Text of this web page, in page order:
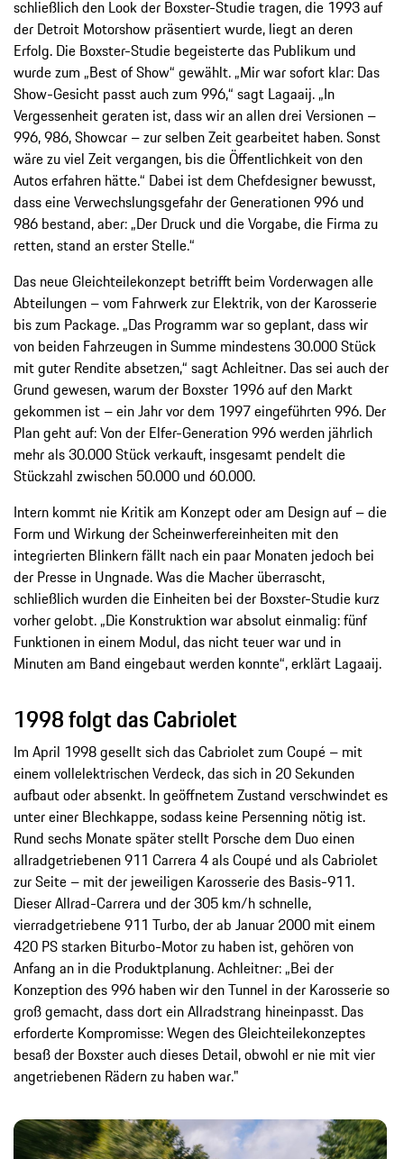
schließlich den Look der Boxster-Studie tragen, die 1993 auf
der Detroit Motorshow präsentiert wurde, liegt an deren
Erfolg. Die Boxster-Studie begeisterte das Publikum und
wurde zum „Best of Show“ gewählt. „Mir war sofort klar: Das
Show-Gesicht passt auch zum 996,“ sagt Lagaaij. „In
Vergessenheit geraten ist, dass wir an allen drei Versionen –
996, 986, Showcar – zur selben Zeit gearbeitet haben. Sonst
wäre zu viel Zeit vergangen, bis die Öffentlichkeit von den
Autos erfahren hätte.“ Dabei ist dem Chefdesigner bewusst,
dass eine Verwechslungsgefahr der Generationen 996 und
986 bestand, aber: „Der Druck und die Vorgabe, die Firma zu
retten, stand an erster Stelle.“
Das neue Gleichteilekonzept betrifft beim Vorderwagen alle
Abteilungen – vom Fahrwerk zur Elektrik, von der Karosserie
bis zum Package. „Das Programm war so geplant, dass wir
von beiden Fahrzeugen in Summe mindestens 30.000 Stück
mit guter Rendite absetzen,“ sagt Achleitner. Das sei auch der
Grund gewesen, warum der Boxster 1996 auf den Markt
gekommen ist – ein Jahr vor dem 1997 eingeführten 996. Der
Plan geht auf: Von der Elfer-Generation 996 werden jährlich
mehr als 30.000 Stück verkauft, insgesamt pendelt die
Stückzahl zwischen 50.000 und 60.000.
Intern kommt nie Kritik am Konzept oder am Design auf – die
Form und Wirkung der Scheinwerfereinheiten mit den
integrierten Blinkern fällt nach ein paar Monaten jedoch bei
der Presse in Ungnade. Was die Macher überrascht,
schließlich wurden die Einheiten bei der Boxster-Studie kurz
vorher gelobt. „Die Konstruktion war absolut einmalig: fünf
Funktionen in einem Modul, das nicht teuer war und in
Minuten am Band eingebaut werden konnte“, erklärt Lagaaij.
1998 folgt das Cabriolet
Im April 1998 gesellt sich das Cabriolet zum Coupé – mit
einem vollelektrischen Verdeck, das sich in 20 Sekunden
aufbaut oder absenkt. In geöffnetem Zustand verschwindet es
unter einer Blechkappe, sodass keine Persenning nötig ist.
Rund sechs Monate später stellt Porsche dem Duo einen
allradgetriebenen 911 Carrera 4 als Coupé und als Cabriolet
zur Seite – mit der jeweiligen Karosserie des Basis-911.
Dieser Allrad-Carrera und der 305 km/h schnelle,
vierradgetriebene 911 Turbo, der ab Januar 2000 mit einem
420 PS starken Biturbo-Motor zu haben ist, gehören von
Anfang an in die Produktplanung. Achleitner: „Bei der
Konzeption des 996 haben wir den Tunnel in der Karosserie so
groß gemacht, dass dort ein Allradstrang hineinpasst. Das
erforderte Kompromisse: Wegen des Gleichteilekonzeptes
besaß der Boxster auch dieses Detail, obwohl er nie mit vier
angetriebenen Rädern zu haben war."